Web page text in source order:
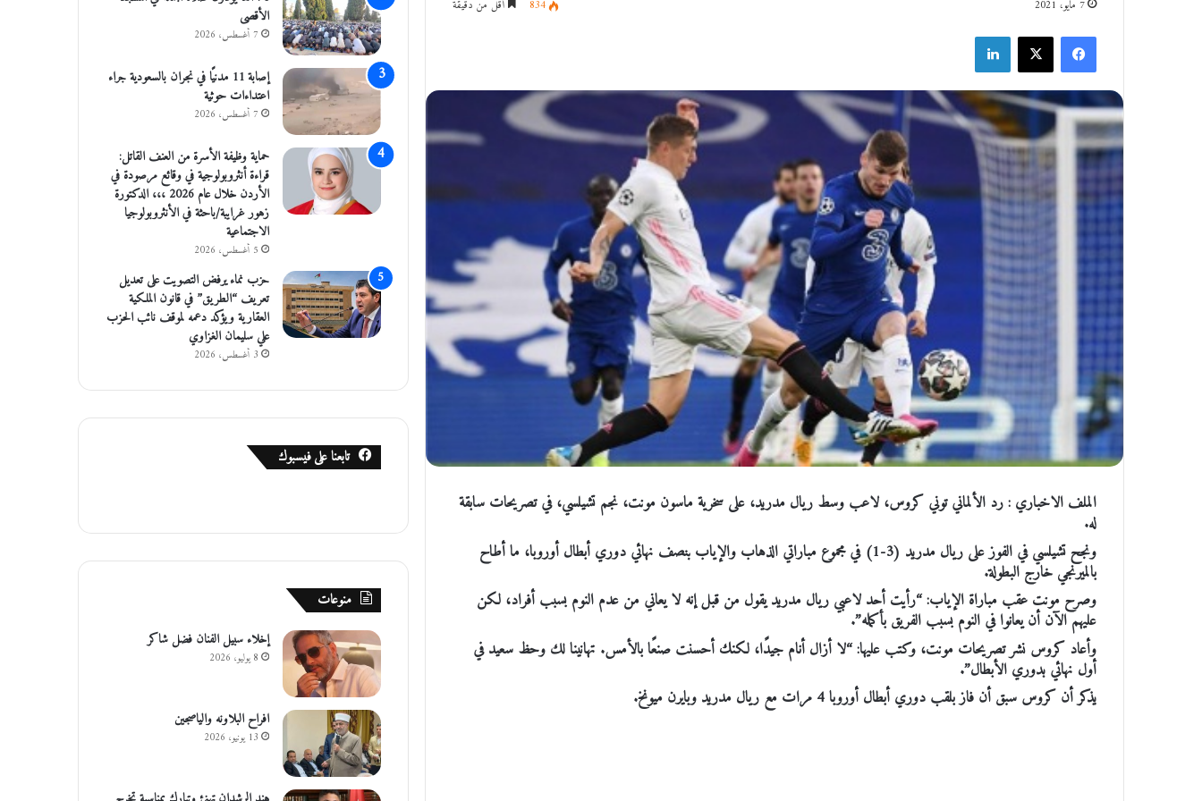
7 مايو، 2021 834 أقل من دقيقة
فيسبوك
الملف الاخباري : رد الألماني توني كروس، لاعب وسط ريال مدريد، على سخرية ماسون مونت، نجم تشيلسي، في تصريحات سابقة
له.
ونجح تشيلسي في الفوز على ريال مدريد (3-1) في مجموع مباراتي الذهاب والإياب بنصف نهائي دوري أبطال أوروبا، ما أطاح
بالميرنجي خارج البطولة.
وصرح مونت عقب مباراة الإياب: “رأيت أحد لاعبي ريال مدريد يقول من قبل إنه لا يعاني من عدم النوم بسبب أفراد، لكن
عليهم الآن أن يعانوا في النوم بسبب الفريق بأكمله”.
وأعاد كروس نشر تصريحات مونت، وكتب عليها: “لا أزال أنام جيدًا، لكنك أحسنت صنعًا بالأمس. تهانينا لك وحظ سعيد في
أول نهائي بدوري الأبطال”.
يذكر أن كروس سبق أن فاز بلقب دوري أبطال أوروبا 4 مرات مع ريال مدريد وبايرن ميونخ.
الأقصى
7 أغسطس، 2026
إصابة 11 مدنيًا في نجران بالسعودية جراء
اعتداءات حوثية
7 أغسطس، 2026
حماية وظيفة الأسرة من العنف القاتل:
قراءة أنثروبولوجية في وقائع مرصودة في
الأردن خلال عام 2026 ،،، الدكتورة
زهور غرايبة/باحثة في الأنثروبولوجيا
الاجتماعية
5 أغسطس، 2026
حزب نماء يرفض التصويت على تعديل
تعريف “الطريق” في قانون الملكية
العقارية ويؤكد دعمه لموقف نائب الحزب
علي سليمان الغزاوي
3 أغسطس، 2026
تابعنا على فيسبوك
منوعات
إخلاء سبيل الفنان فضل شاكر
8 يوليو، 2026
افراح البلاونه والياصجين
13 يونيو، 2026